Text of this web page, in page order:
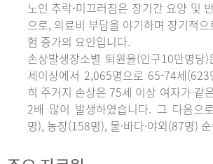
노인 추락⋅미끄러짐은 장기간 요양 및
으로, 의료비 부담을 야기하며 장기적
험 증가의 요인입니다.
손상발생장소별 퇴원율(인구10만명당
세이상에서 2,065명으로 65-74세
히 주거지 손상은 75세 이상 여자가 같
2배 많이 발생하였습니다. 그 다음으
명), 농장(158명), 물·바다·야외(87명)